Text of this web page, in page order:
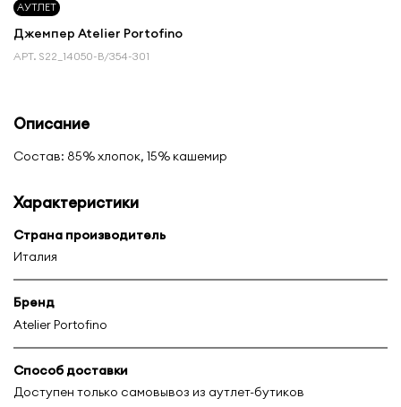
АУТЛЕТ
Джемпер Atelier Portofino
АРТ. S22_14050-B/354-301
Описание
Состав: 85% хлопок, 15% кашемир
Характеристики
Страна производитель
Италия
Бренд
Atelier Portofino
Способ доставки
Доступен только самовывоз из аутлет-бутиков